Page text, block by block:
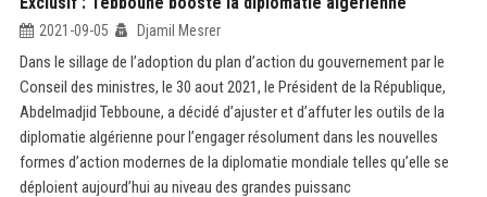
2021-09-05 Djamil Mesrer
Dans le sillage de l’adoption du plan d’action du gouvernement par le
Conseil des ministres, le 30 aout 2021, le Président de la République,
Abdelmadjid Tebboune, a décidé d’ajuster et d’affuter les outils de la
diplomatie algérienne pour l’engager résolument dans les nouvelles
formes d’action modernes de la diplomatie mondiale telles qu’elle se
déploient aujourd’hui au niveau des grandes puissanc